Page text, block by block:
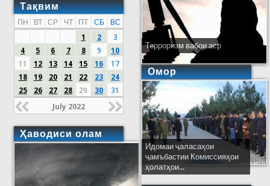
Тақвим
ПН ВТ СР ЧТ ПТ СБ
ВС
1
2
3
4
5 6 7 8 9
10
11
12 13 14 15 16
17
18
19 20 21 22 23
24
25
26 27 28 29 30 31
July 2022
Ҳаводиси олам
Терроризм вабои аср
Омор
Идомаи ҷаласаҳои
ҷамъбастии Комиссияҳои
ҳолатҳои...